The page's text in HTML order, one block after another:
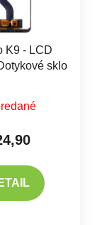
je 5,0 z 5
K9 - LCD
sklo